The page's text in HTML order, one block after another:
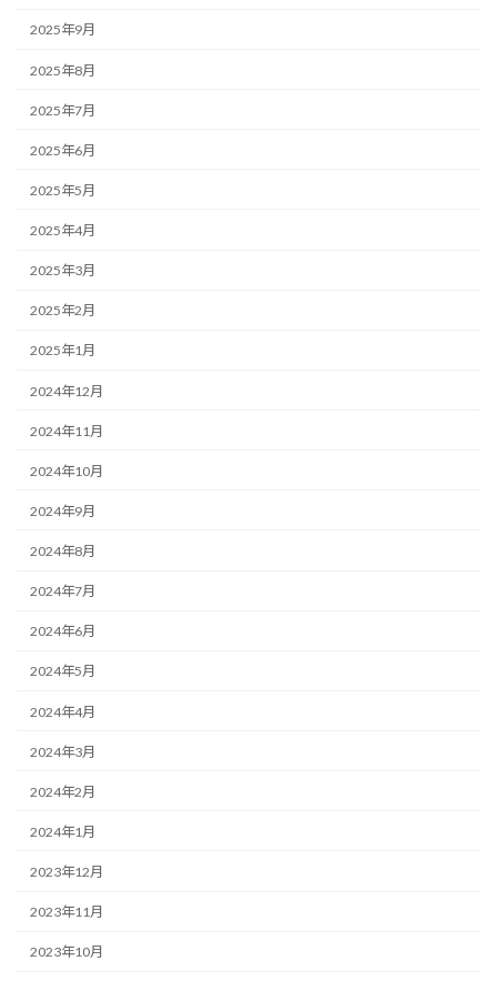
2025年9月
2025年8月
2025年7月
2025年6月
2025年5月
2025年4月
2025年3月
2025年2月
2025年1月
2024年12月
2024年11月
2024年10月
2024年9月
2024年8月
2024年7月
2024年6月
2024年5月
2024年4月
2024年3月
2024年2月
2024年1月
2023年12月
2023年11月
2023年10月